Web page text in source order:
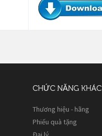
CHỨC NĂNG KHÁC
Thương hiệu - hãng
Phiếu quà tặng